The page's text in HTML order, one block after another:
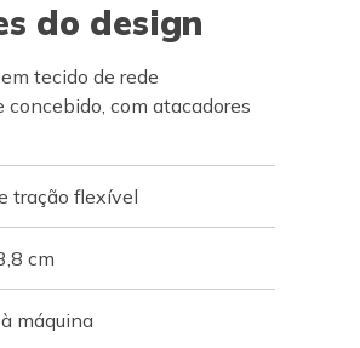
do design
tecido de rede
com atacadores
tração flexível
cm
máquina